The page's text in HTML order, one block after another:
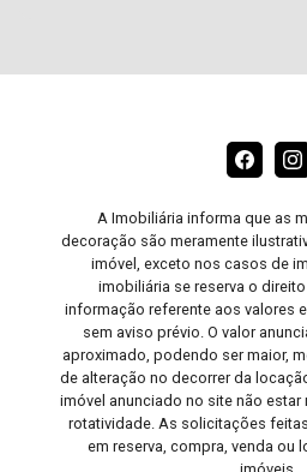
A Imobiliária informa que as
decoração são meramente
imóvel, exceto nos casos de
imobiliária se reserva o
informação referente aos valores
sem aviso prévio. O valor
aproximado, podendo ser maior,
de alteração no decorrer da
imóvel anunciado no site não
rotatividade. As solicitações
em reserva, compra, venda ou